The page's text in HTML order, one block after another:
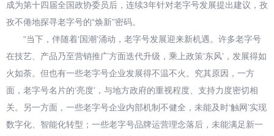
成为第十四届全国政协委员后，连续3年针对老字号发展提出建议，孜
孜不倦地探寻老字号的“焕新”密码。
“当下，伴随着‘国潮’涌动，老字号发展迎来新机遇。许多老字号
在技艺、产品乃至营销推广方面迭代升级，乘上政策‘东风’，发展得如
火如荼。但也有一些老字号企业发展得不温不火。究其原因，一方
面，老字号名片的‘亮度’，与地方政府的重视程度、支持力度密切相
关。另一方面，一些老字号企业内部机制不健全，未能及时‘触网’实现
数字化、智能化转型；一些老字号品牌运营理念落后，未能满足新一